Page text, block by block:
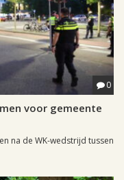
0
voor gemeente
na de WK-wedstrijd tussen